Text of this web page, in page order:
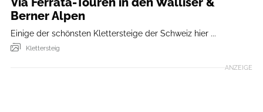
Berner Alpen
Einige der schönsten Klettersteige der Schweiz hier ...
Klettersteig
ANZEIGE